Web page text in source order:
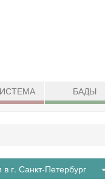
БАДЫ
в г. Санкт-Петербург